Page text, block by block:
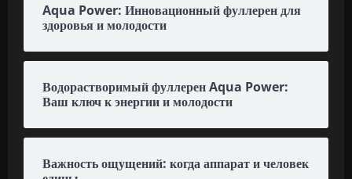
Aqua Power: Инновационный фуллерен для
здоровья и молодости
Водорастворимый фуллерен Aqua Power:
Ваш ключ к энергии и молодости
Важность ощущений: когда аппарат и человек